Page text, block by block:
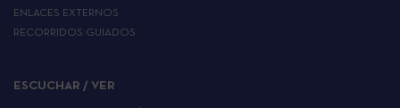
ENLACES EXTERNOS
RECORRIDOS GUIADOS
ESCUCHAR / VER